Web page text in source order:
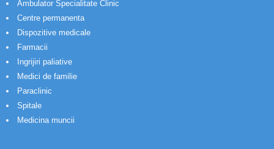
Ambulator Specialitate Clinic
Centre permanenta
Dispozitive medicale
Farmacii
Ingrijiri paliative
Medici de familie
Paraclinic
Spitale
Medicina muncii